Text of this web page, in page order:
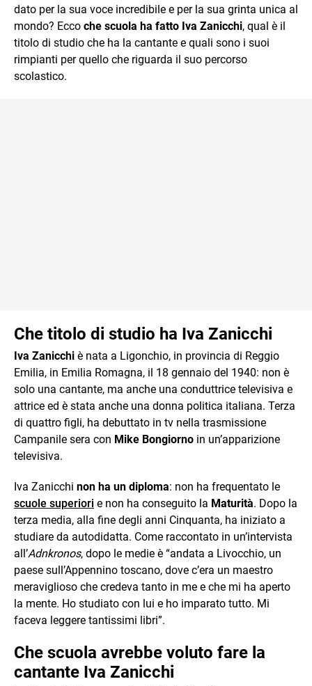
dato per la sua voce incredibile e per la sua grinta unica al
mondo? Ecco che scuola ha fatto Iva Zanicchi, qual è il
titolo di studio che ha la cantante e quali sono i suoi
rimpianti per quello che riguarda il suo percorso
scolastico.
Che titolo di studio ha Iva Zanicchi
Iva Zanicchi è nata a Ligonchio, in provincia di Reggio
Emilia, in Emilia Romagna, il 18 gennaio del 1940: non è
solo una cantante, ma anche una conduttrice televisiva e
attrice ed è stata anche una donna politica italiana. Terza
di quattro figli, ha debuttato in tv nella trasmissione
Campanile sera con Mike Bongiorno in un’apparizione
televisiva.
Iva Zanicchi non ha un diploma: non ha frequentato le
scuole superiori e non ha conseguito la Maturità. Dopo la
terza media, alla fine degli anni Cinquanta, ha iniziato a
studiare da autodidatta. Come raccontato in un’intervista
all’Adnkronos, dopo le medie è “andata a Livocchio, un
paese sull’Appennino toscano, dove c’era un maestro
meraviglioso che credeva tanto in me e che mi ha aperto
la mente. Ho studiato con lui e ho imparato tutto. Mi
faceva leggere tantissimi libri”.
Che scuola avrebbe voluto fare la
cantante Iva Zanicchi